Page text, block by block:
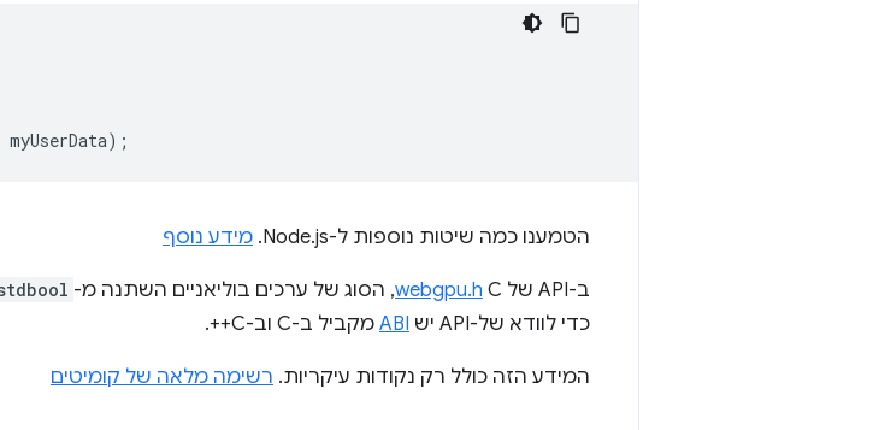
myUserData);
הטמענו כמה שיטות נוספות ל-Node.js. מידע נוסף
ב-API של webgpu.h C, הסוג של ערכים בוליאניים השתנה מ-
כדי לוודא של-API יש
ABI מקביל ב-C וב-C++.
המידע הזה כולל רק נקודות עיקריות. רשימה מלאה של קומיטים